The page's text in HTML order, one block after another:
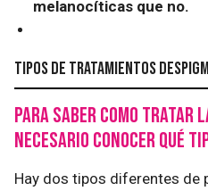
melanocíticas que no.
Tipos de tratamientos
Para saber como tratar
necesario conocer qué
Hay dos tipos diferentes de